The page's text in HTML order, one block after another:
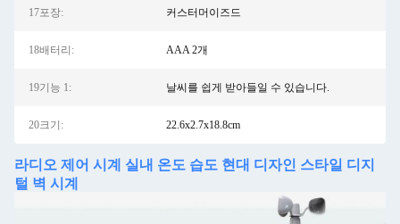
17포장: 커스터머이즈드
18배터리: AAA 2개
19기능 1: 날씨를 쉽게 받아들일 수 있습니다.
20크기: 22.6x2.7x18.8cm
라디오 제어 시계 실내 온도 습도 현대 디자인 스타일 디지
털 벽 시계